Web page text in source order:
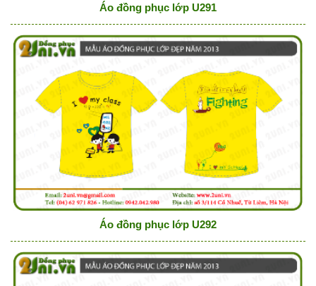
Áo đồng phục lớp U291
Áo đồng phục lớp U292